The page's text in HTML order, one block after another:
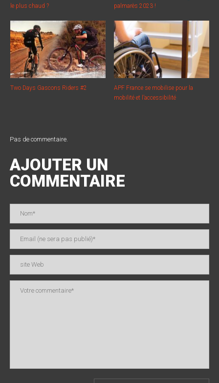
le plus chaud ?
palmarès 2023 !
Two Days Gascons Riders #2
APF France se mobilise pour la
mobilité et l’accessibilité
Pas de commentaire.
AJOUTER UN
COMMENTAIRE